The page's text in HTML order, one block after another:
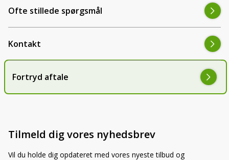
Ofte stillede spørgsmål
Kontakt
Fortryd aftale
Tilmeld dig vores nyhedsbrev
Vil du holde dig opdateret med vores nyeste tilbud og